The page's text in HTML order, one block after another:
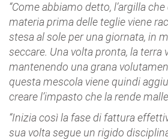
“Come abbiamo detto, l’argilla
materia prima delle teglie viene
stesa al sole per una giornata, in
seccare. Una volta pronta, la terra
mantenendo una grana
questa mescola viene quindi
creare l’impasto che la rende
“Inizia così la fase di fattura
sua volta segue un rigido